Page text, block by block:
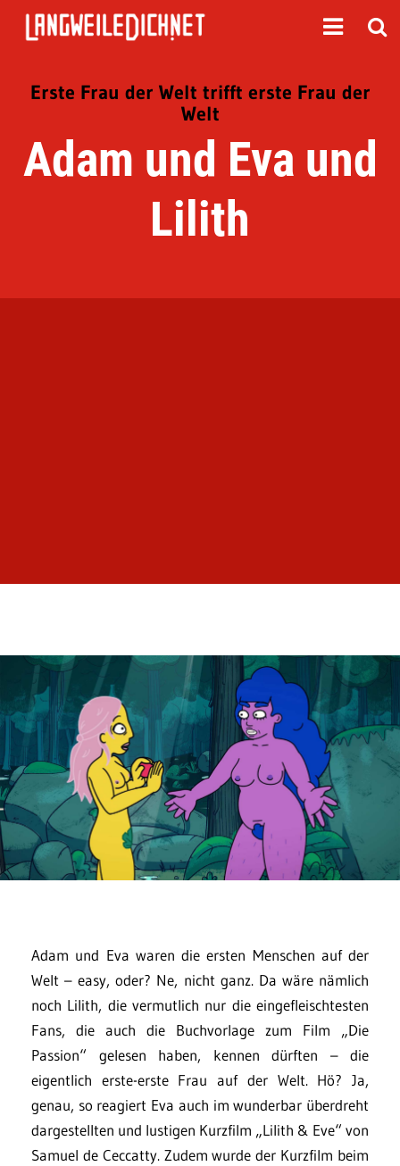
Erste Frau der Welt trifft erste Frau der
Welt
Adam und Eva und
Lilith
Adam und Eva waren die ersten Menschen auf der
Welt – easy, oder? Ne, nicht ganz. Da wäre nämlich
noch Lilith, die vermutlich nur die eingefleischtesten
Fans, die auch die Buchvorlage zum Film „Die
Passion“ gelesen haben, kennen dürften – die
eigentlich erste-erste Frau auf der Welt. Hö? Ja,
genau, so reagiert Eva auch im wunderbar überdreht
dargestellten und lustigen Kurzfilm „Lilith & Eve“ von
Samuel de Ceccatty. Zudem wurde der Kurzfilm beim